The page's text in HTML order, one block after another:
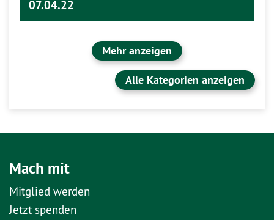
07.04.22
Mehr anzeigen
Alle Kategorien anzeigen
Mach mit
Mitglied werden
Jetzt spenden